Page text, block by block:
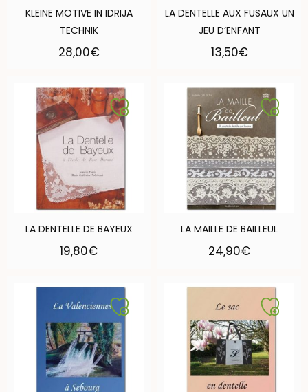
KLEINE MOTIVE IN IDRIJA
TECHNIK
28,00€
LA DENTELLE AUX FUSAUX UN
JEU D’ENFANT
13,50€
LA DENTELLE DE BAYEUX
19,80€
LA MAILLE DE BAILLEUL
24,90€